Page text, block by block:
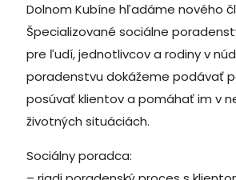
Dolnom Kubíne hľadáme nového
Špecializované sociálne
pre ľudí, jednotlivcov a rodiny v
poradenstvu dokážeme podávať
posúvať klientov a pomáhať im v
životných situáciách.
Sociálny poradca: